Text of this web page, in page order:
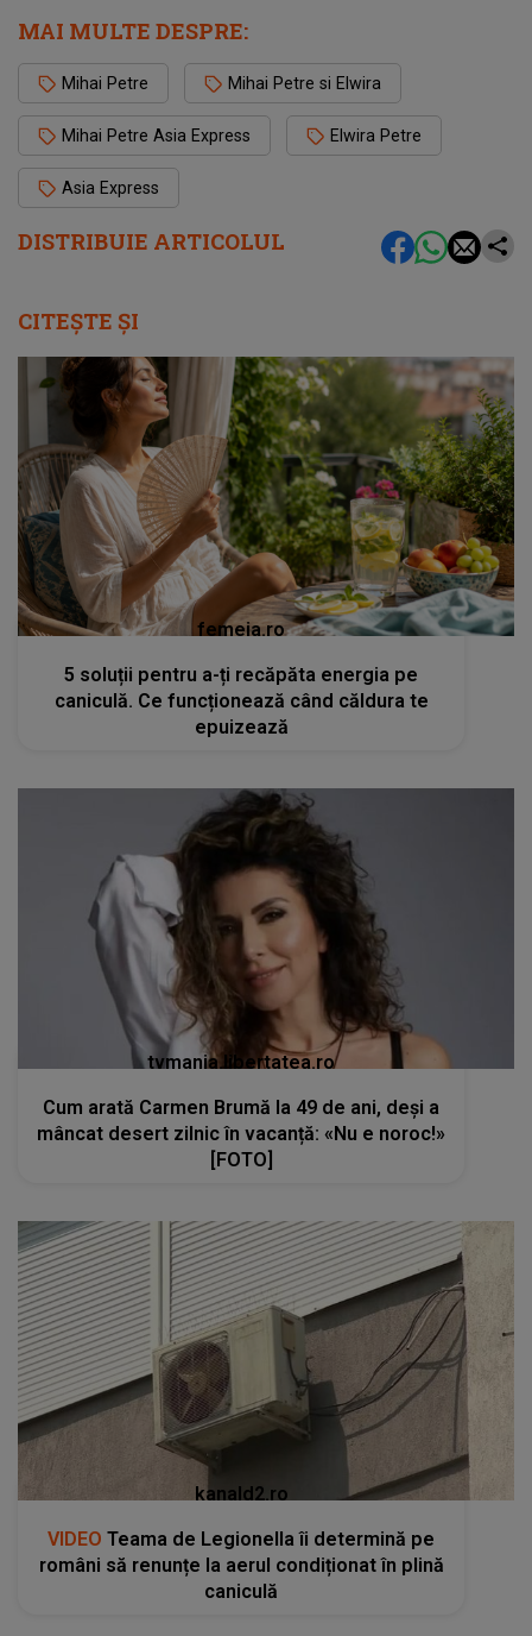
DISTRIBUIE ARTICOLUL
MAI MULTE DESPRE:
Mihai Petre Mihai Petre si Elwira
Mihai Petre Asia Express Elwira Petre
Asia Express
CITEȘTE ȘI
femeia.ro
5 soluții pentru a-ți recăpăta energia pe
caniculă. Ce funcționează când căldura te
epuizează
tvmania.libertatea.ro
Cum arată Carmen Brumă la 49 de ani, deși a
mâncat desert zilnic în vacanță: «Nu e noroc!»
[FOTO]
kanald2.ro
VIDEO Teama de Legionella îi determină pe
români să renunțe la aerul condiționat în plină
caniculă